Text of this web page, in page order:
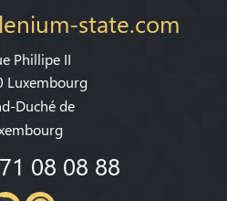
state.com
Phillipe II
Luxembourg
Duché de
08 08 88